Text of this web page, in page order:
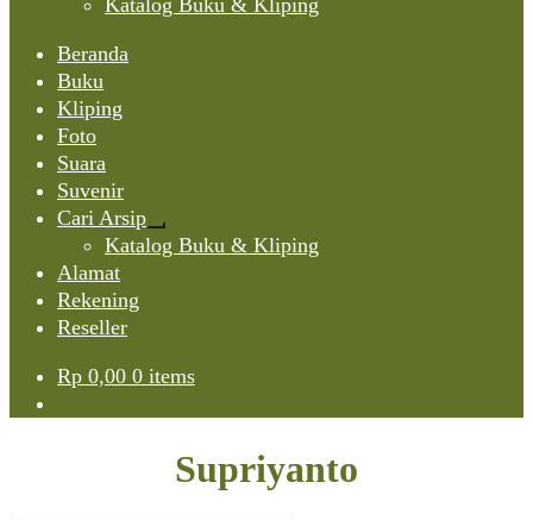
Katalog Buku & Kliping
Beranda
Buku
Kliping
Foto
Suara
Suvenir
Cari Arsip
Expand
child
Katalog Buku & Kliping
Alamat
Rekening
Reseller
Rp 0,00 0 items
Supriyanto